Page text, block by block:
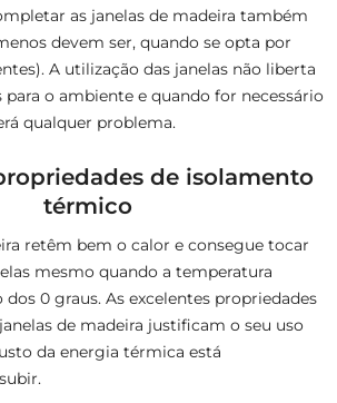
as janelas de madeira também
devem ser, quando se opta por
A utilização das janelas não liberta
para o ambiente e quando for necessário
qualquer problema.
de isolamento
térmico
retêm bem o calor e consegue tocar
mesmo quando a temperatura
0 graus. As excelentes propriedades
de madeira justificam o seu uso
da energia térmica está